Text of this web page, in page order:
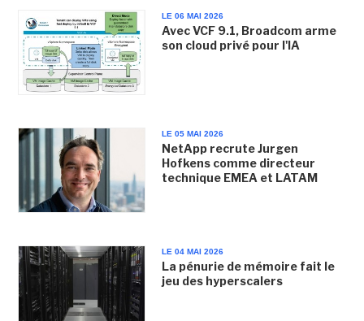
LE 06 MAI 2026
Avec VCF 9.1, Broadcom arme
son cloud privé pour l'IA
LE 05 MAI 2026
NetApp recrute Jurgen
Hofkens comme directeur
technique EMEA et LATAM
LE 04 MAI 2026
La pénurie de mémoire fait le
jeu des hyperscalers